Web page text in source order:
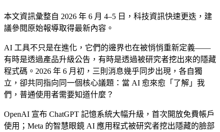
本文資訊彙整自 2026 年 6 月 4–5 日，科技資訊快速更迭，建
議參閱原始報導取得最新內容。
AI 工具不只是在進化，它們的邊界也在被悄悄重新定義——
有時是透過產品升級公告，有時是透過被研究者挖出來的隱藏
程式碼。2026 年 6 月初，三則消息幾乎同步出現，各自獨
立，卻共同指向同一個核心議題：當 AI 愈來愈「了解」我
們，普通使用者需要知道什麼？
OpenAI 宣布 ChatGPT 記憶系統大幅升級，首次開放免費帳戶
使用；Meta 的智慧眼鏡 AI 應用程式被研究者挖出隱藏的臉部